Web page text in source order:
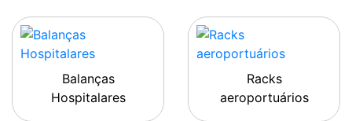
Balanças
Hospitalares
Racks
aeroportuários